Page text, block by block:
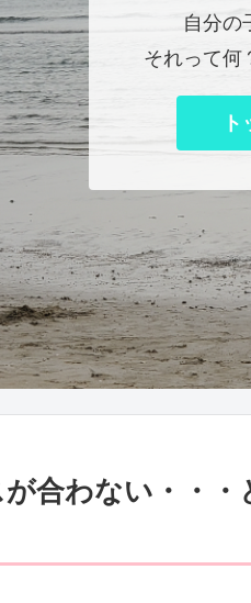
自分の
それって何
合わない・・・